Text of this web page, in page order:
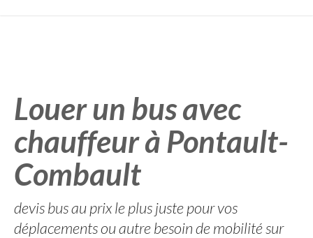
Louer un bus avec
chauffeur à Pontault-
Combault
devis bus au prix le plus juste pour vos
déplacements ou autre besoin de mobilité sur